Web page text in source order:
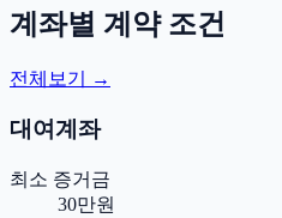
계좌별 계약 조건
전체보기 →
대여계좌
최소 증거금
30만원